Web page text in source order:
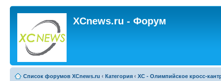
XCnews.ru - Форум
Список форумов XCnews.ru ‹ Категория ‹ XC - Олимпийское кросс-